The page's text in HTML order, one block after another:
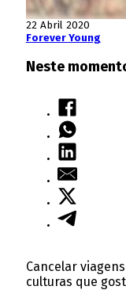
22 Abril 2020
Forever Young
Neste
Cancelar
culturas que